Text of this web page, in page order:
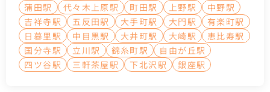
蒲田駅
代々木上原駅 町田駅 上野駅
中野駅
吉祥寺駅
五反田駅 大手町駅 大門駅
有楽町駅
日暮里駅
中目黒駅 大井町駅 大崎駅
恵比寿駅
国分寺駅
立川駅 錦糸町駅
自由が丘駅
四ツ谷駅
三軒茶屋駅 下北沢駅 銀座駅